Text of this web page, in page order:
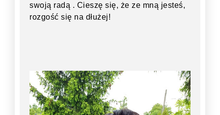
swoją radą . Cieszę się, że ze mną jesteś,
rozgość się na dłużej!